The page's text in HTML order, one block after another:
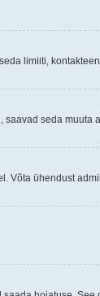
limiiti,
seda muuta
Võta ühendust